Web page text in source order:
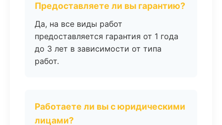
Предоставляете ли вы гарантию?
Да, на все виды работ
предоставляется гарантия от 1 года
до 3 лет в зависимости от типа
работ.
Работаете ли вы с юридическими
лицами?